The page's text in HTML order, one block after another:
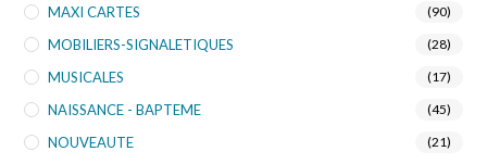
MAXI CARTES (90)
MOBILIERS-SIGNALETIQUES (28)
MUSICALES (17)
NAISSANCE - BAPTEME (45)
NOUVEAUTE (21)